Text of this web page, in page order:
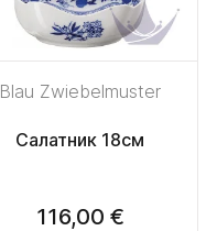
Blau Zwiebelmuster
Салатник 18см
116,00 €